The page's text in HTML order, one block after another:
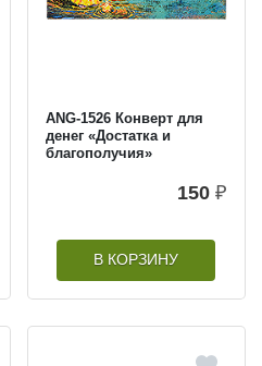
ANG-1526 Конверт для
денег «Достатка и
благополучия»
150 ₽
В КОРЗИНУ